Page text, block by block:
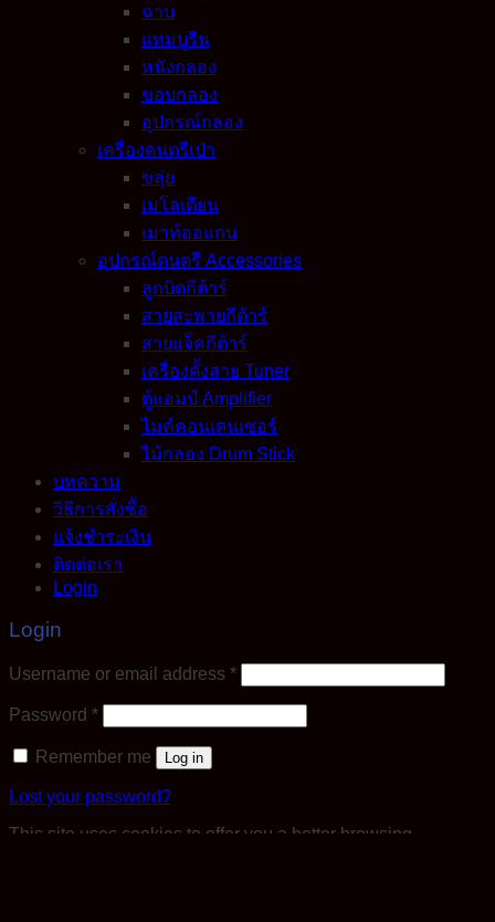
ฉาบ
แทมบูรีน
หนังกลอง
ขอบกลอง
อุปกรณ์กลอง
เครื่องดนตรีเป่า
ขลุ่ย
เมโลเดียน
เมาท์ออแกน
อุปกรณ์ดนตรี Accessories
ลูกบิดกีต้าร์
สายสะพายกีต้าร์
สายแจ็คกีต้าร์
เครื่องตั้งสาย Tuner
ตู้แอมป์ Amplifier
ไมค์คอนเดนเซอร์
ไม้กลอง Drum Stick
บทความ
วิธีการสั่งซื้อ
แจ้งชำระเงิน
ติดต่อเรา
Login
Login
Username or email address *Required
Password *Required
Remember me Log in
Lost your password?
This site uses cookies to offer you a better browsing